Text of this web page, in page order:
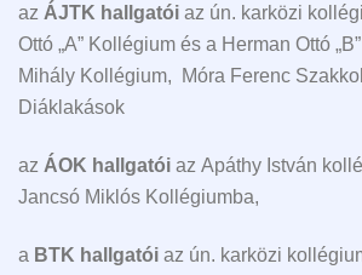
az ÁJTK hallgatói az ún. karközi
Ottó „A” Kollégium és a Herman Ottó
Mihály Kollégium, Móra Ferenc
Diáklakások
az ÁOK hallgatói az Apáthy István
Jancsó Miklós Kollégiumba,
a BTK hallgatói az ún. karközi